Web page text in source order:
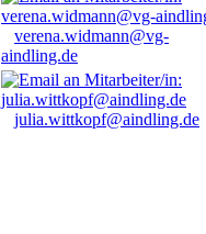
verena.widmann@vg-
aindling.de
julia.wittkopf@aindling.de